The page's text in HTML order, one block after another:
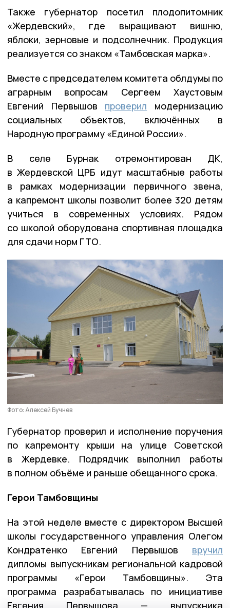
Также губернатор посетил плодопитомник
«Жердевский», где выращивают вишню,
яблоки, зерновые и подсолнечник. Продукция
реализуется со знаком «Тамбовская марка».
Вместе с председателем комитета облдумы по
аграрным вопросам Сергеем Хаустовым
Евгений Первышов проверил модернизацию
социальных объектов, включённых в
Народную программу «Единой России».
В селе Бурнак отремонтирован ДК,
в Жердевской ЦРБ идут масштабные работы
в рамках модернизации первичного звена,
а капремонт школы позволит более 320 детям
учиться в современных условиях. Рядом
со школой оборудована спортивная площадка
для сдачи норм ГТО.
Фото: Алексей Бучнев
Губернатор проверил и исполнение поручения
по капремонту крыши на улице Советской
в Жердевке. Подрядчик выполнил работы
в полном объёме и раньше обещанного срока.
Герои Тамбовщины
На этой неделе вместе с директором Высшей
школы государственного управления Олегом
Кондратенко Евгений Первышов вручил
дипломы выпускникам региональной кадровой
программы «Герои Тамбовщины». Эта
программа разрабатывалась по инициативе
Евгения Первышова — выпускника